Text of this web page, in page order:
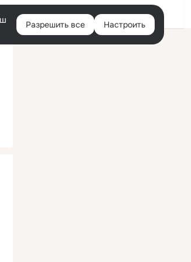
Войти
Разрешить все Настроить